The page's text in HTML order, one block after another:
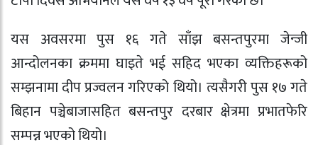
यस अवसरमा पुस १६ गते साँझ बसन्तपुरमा जेन्जी
आन्दोलनका क्रममा घाइते भई सहिद भएका व्यक्तिहरूको
सम्झनामा दीप प्रज्वलन गरिएको थियो। त्यसैगरी पुस १७ गते
बिहान पञ्चेबाजासहित बसन्तपुर दरबार क्षेत्रमा प्रभातफेरि
सम्पन्न भएको थियो।